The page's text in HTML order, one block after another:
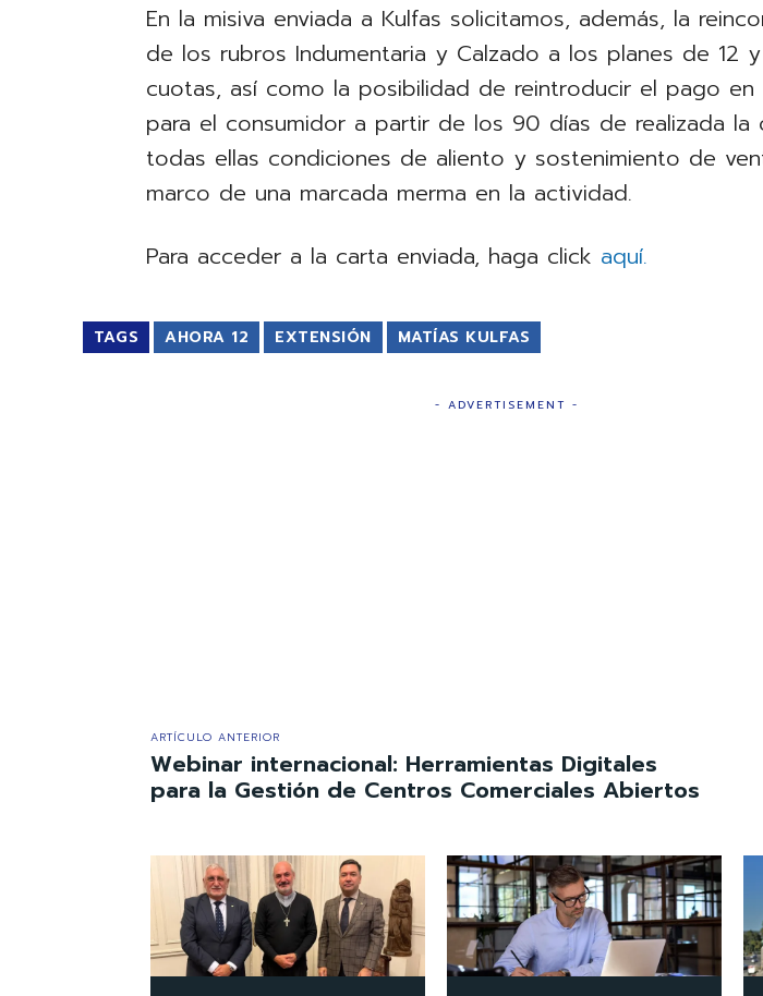
En la misiva enviada a Kulfas solicitamos, además, la
de los rubros Indumentaria y Calzado a los planes de 12 y
cuotas, así como la posibilidad de reintroducir el pago en
para el consumidor a partir de los 90 días de realizada la
todas ellas condiciones de aliento y sostenimiento de
marco de una marcada merma en la actividad.
Para acceder a la carta enviada, haga click aquí.
TAGS AHORA 12 EXTENSIÓN MATÍAS KULFAS
- ADVERTISEMENT -
ARTÍCULO ANTERIOR
Webinar internacional: Herramientas Digitales
para la Gestión de Centros Comerciales Abiertos